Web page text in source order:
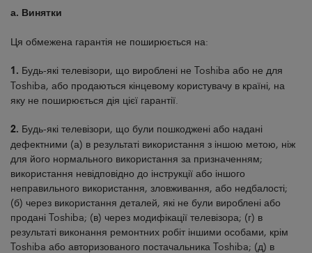
а. Винятки
Ця обмежена гарантія не поширюється на:
1. Будь-які телевізори, що вироблені не Toshiba або не для
Toshiba, або продаються кінцевому користувачу в країні, на
яку не поширюється дія цієї гарантії.
2. Будь-які телевізори, що були пошкоджені або надані
дефектними (а) в результаті використання з іншою метою, ніж
для його нормального використання за призначенням;
використання невідповідно до інструкції або іншого
неправильного використання, зловживання, або недбалості;
(б) через використання деталей, які не були вироблені або
продані Toshiba; (в) через модифікації телевізора; (г) в
результаті виконання ремонтних робіт іншими особами, крім
Toshiba або авторизованого постачальника Toshiba; (д) в